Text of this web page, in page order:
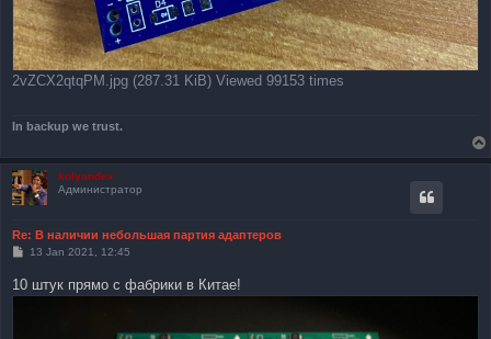
2vZCX2qtqPM.jpg (287.31 KiB) Viewed 99153 times
In backup we trust.
kolyandex
Администратор
Re: В наличии небольшая партия адаптеров
P
s
t
13 Jan 2021, 12:45
10 штук прямо с фабрики в Китае!